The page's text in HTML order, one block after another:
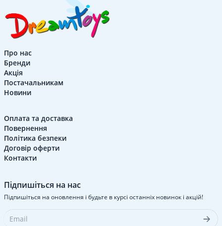
Про нас
Бренди
Акція
Постачальникам
Новини
Оплата та доставка
Повернення
Політика безпеки
Договір оферти
Контакти
Підпишіться на нас
Підпишіться на оновлення і будьте в курсі останніх новинок і акцій!